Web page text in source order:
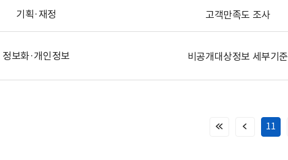
기획·재정 고객만족도 조사
정보화·개인정보 비공개대상정보 세부기준
처
이
11